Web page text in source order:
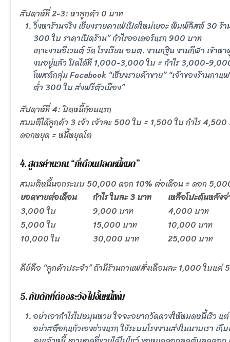
สัปดาห์ที่ 2-3: หาลูกค้า 0 บาท
วิ่งหาร้านจริง เชียงรายคาเฟ่เปิดใหม่เยอะ พิมพ์ลิสต์ 30 ร้
300 ใบ ราคาเปิดร้าน” กำไรออเดอร์แรก 900 บาท
เกาะงานอีเวนต์ วัด โรงเรียน อบต. งานกฐิน งานกีฬา เข้า
งบอยู่แล้ว ปิดได้ที 1,000-3,000 ใบ = กำไร 3,000-
โพสต์กลุ่ม Facebook “เชียงรายค้าขาย” “เจ้าของร้านก
ต่ำ 300 ใบ ส่งฟรีตัวเมือง”
สัปดาห์ที่ 4: ปิดหนี้ก้อนแรก
สมมติได้ลูกค้า 3 เจ้า เจ้าละ 500 ใบ = 1,500 ใบ กำไร
ดอกหยุด = หนี้หยุดโต
4. สูตรคำนวณ “กี่เดือนปลดหนี้หมด”
สมมติหนี้นอกระบบ 50,000 ดอก 10% ต่อเดือน = ดอก
ยอดขายต่อเดือน
กำไร ใบละ 3 บาท
เหลือโปะต้นหลัง
3,000 ใบ
9,000 บาท
4,000 บาท
5,000 ใบ
15,000 บาท
10,000 บาท
10,000 ใบ
30,000 บาท
25,000 บาท
คีย์คือ “ลูกค้าประจำ” ถ้ามีร้านกาแฟสั่งเดือนละ 1,000 ใบแค่
5. กับดักที่ต้องระวัง ไม่งั้นหนี้เพิ่ม
อย่าเอากำไรไปหมุนหวย ใจจะอยากวัดดวงให้หมดหนี้เร็ว
อย่าสต็อกแก้วเองช่วงแรก ใช้ระบบโรงงานส่งในนามเรา